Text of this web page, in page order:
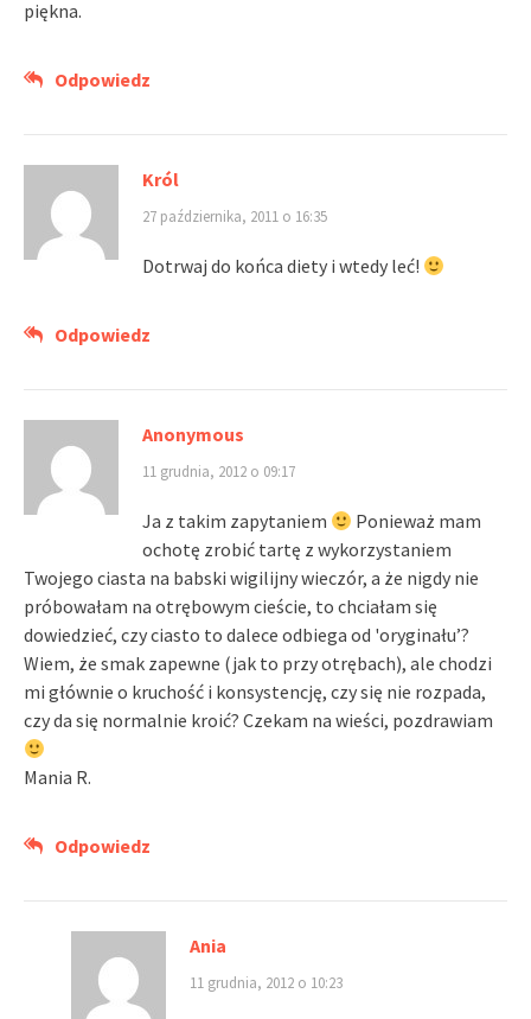
piękna.
Odpowiedz
Król
27 października, 2011 o 16:35
Dotrwaj do końca diety i wtedy leć!
Odpowiedz
Anonymous
11 grudnia, 2012 o 09:17
Ja z takim zapytaniem
Ponieważ mam
ochotę zrobić tartę z wykorzystaniem
Twojego ciasta na babski wigilijny wieczór, a że nigdy nie
próbowałam na otrębowym cieście, to chciałam się
dowiedzieć, czy ciasto to dalece odbiega od 'oryginału’?
Wiem, że smak zapewne (jak to przy otrębach), ale chodzi
mi głównie o kruchość i konsystencję, czy się nie rozpada,
czy da się normalnie kroić? Czekam na wieści, pozdrawiam
Mania R.
Odpowiedz
Ania
11 grudnia, 2012 o 10:23